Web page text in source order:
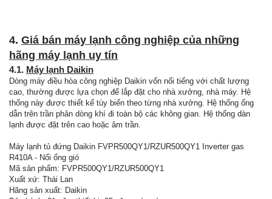
4. Giá bán máy lạnh công nghiệp của những
hãng máy lạnh uy tín
4.1. Máy lạnh Daikin
Dòng máy điều hòa công nghiệp Daikin vốn nổi tiếng với chất lượng
cao, thường được lựa chọn để lắp đặt cho nhà xưởng, nhà máy. Hệ
thống này được thiết kế tùy biến theo từng nhà xưởng. Hệ thống ống
dẫn trên trần phân dòng khí đi toàn bộ các không gian. Hệ thống dàn
lạnh được đặt trên cao hoặc âm trần.
Máy lạnh tủ đứng Daikin FVPR500QY1/RZUR500QY1 Inverter gas
R410A - Nối ống gió
Mã sản phẩm: FVPR500QY1/RZUR500QY1
Xuất xứ: Thái Lan
Hãng sản xuất: Daikin